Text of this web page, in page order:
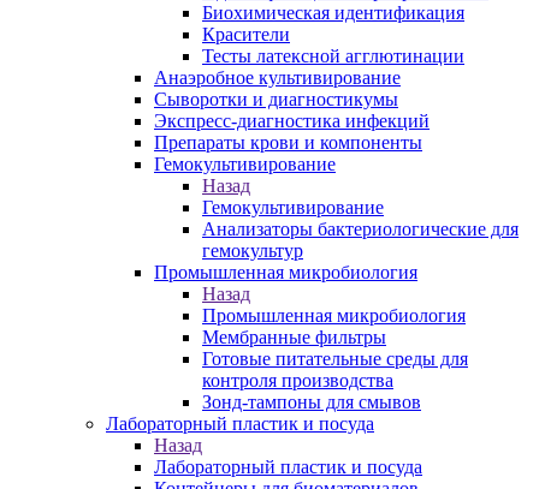
Биохимическая идентификация
Красители
Тесты латексной агглютинации
Анаэробное культивирование
Сыворотки и диагностикумы
Экспресс-диагностика инфекций
Препараты крови и компоненты
Гемокультивирование
Назад
Гемокультивирование
Анализаторы бактериологические для
гемокультур
Промышленная микробиология
Назад
Промышленная микробиология
Мембранные фильтры
Готовые питательные среды для
контроля производства
Зонд-тампоны для смывов
Лабораторный пластик и посуда
Назад
Лабораторный пластик и посуда